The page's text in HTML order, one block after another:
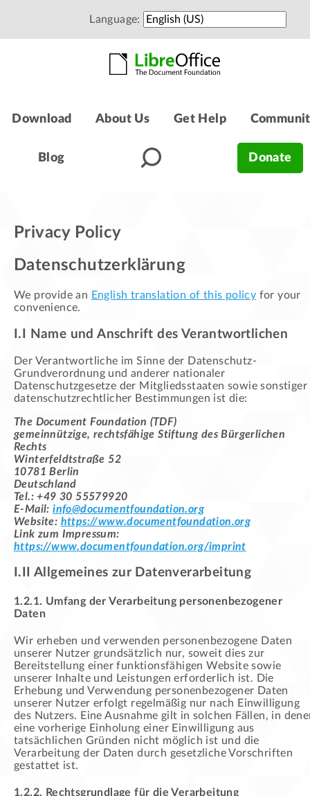
Language:
Download About Us Get Help
Blog Donate
Privacy Policy
Datenschutzerklärung
We provide an English translation of this policy for your
convenience.
I.I Name und Anschrift des Verantwortlichen
Der Verantwortliche im Sinne der Datenschutz-
Grundverordnung und anderer nationaler
Datenschutzgesetze der Mitgliedsstaaten sowie sonstiger
datenschutzrechtlicher Bestimmungen ist die:
The Document Foundation (TDF)
gemeinnützige, rechtsfähige Stiftung des Bürgerlichen
Rechts
Winterfeldtstraße 52
10781 Berlin
Deutschland
Tel.: +49 30 55579920
E-Mail:info@documentfoundation.org
Website: https://www.documentfoundation.org
Link zum Impressum:
https://www.documentfoundation.org/imprint
I.II Allgemeines zur Datenverarbeitung
1.2.1. Umfang der Verarbeitung personenbezogener
Daten
Wir erheben und verwenden personenbezogene Daten
unserer Nutzer grundsätzlich nur, soweit dies zur
Bereitstellung einer funktionsfähigen Website sowie
unserer Inhalte und Leistungen erforderlich ist. Die
Erhebung und Verwendung personenbezogener Daten
unserer Nutzer erfolgt regelmäßig nur nach Einwilligung
des Nutzers. Eine Ausnahme gilt in solchen Fällen, in
eine vorherige Einholung einer Einwilligung aus
tatsächlichen Gründen nicht möglich ist und die
Verarbeitung der Daten durch gesetzliche Vorschriften
gestattet ist.
1.2.2. Rechtsgrundlage für die Verarbeitung